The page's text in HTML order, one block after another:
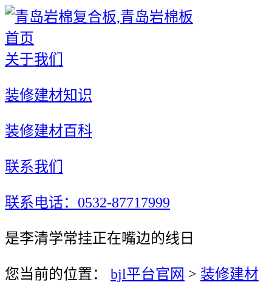
首页
关于我们
装修建材知识
装修建材百科
联系我们
联系电话：0532-87717999
是李清学常挂正在嘴边的线日
您当前的位置： bjl平台官网 > 装修建材